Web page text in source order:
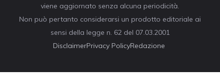
viene aggiornato senza alcuna periodicità.
Non può pertanto considerarsi un prodotto editoriale ai
sensi della legge n. 62 del 07.03.2001
DisclaimerPrivacy PolicyRedazione